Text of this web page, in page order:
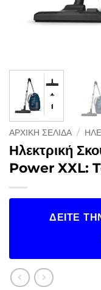
ΑΡΧΙΚΉ ΣΕΛΊΔΑ /
Ηλεκτρική
Power XXL:
ΔΕΊΤΕ